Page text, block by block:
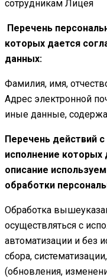
сотрудникам Лицея
Перечень
которых дается
данных:
Фамилия, имя,
Адрес электронной
иные данные,
Перечень действий
исполнение которых
описание
обработки
Обработка
осуществляться с
автоматизации и без
сбора,
(обновления,